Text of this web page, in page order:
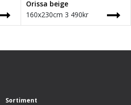
Orissa beige
160x230cm 3 490kr
Sortiment